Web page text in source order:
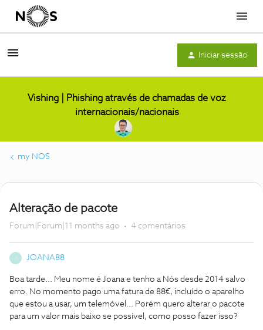
Menu
Iniciar sessão
Vishing | Phishing através de chamadas de voz
internacionais/nacionais
my NOS
Alteração de pacote
Forum|Forum|11 months ago 4 comentários
JOANA88
Boa tarde... Meu nome é Joana e tenho a Nós desde 2014 salvo
erro. No momento pago uma fatura de 88€, incluído o aparelho
que estou a usar, um telemóvel... Porém quero alterar o pacote
para um valor mais baixo se possível, como posso fazer isso?